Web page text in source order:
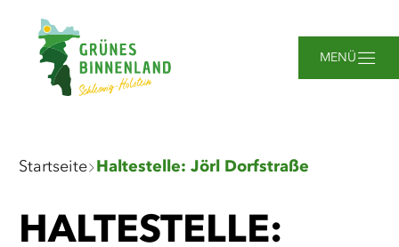
MENÜ
Sie
sind
Startseite Haltestelle: Jörl Dorfstraße
HALTESTELLE: